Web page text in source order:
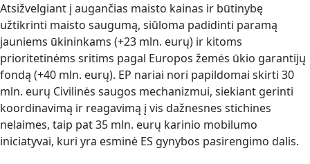
Atsižvelgiant į augančias maisto kainas ir būtinybę
užtikrinti maisto saugumą, siūloma padidinti paramą
jauniems ūkininkams (+23 mln. eurų) ir kitoms
prioritetinėms sritims pagal Europos žemės ūkio garantijų
fondą (+40 mln. eurų). EP nariai nori papildomai skirti 30
mln. eurų Civilinės saugos mechanizmui, siekiant gerinti
koordinavimą ir reagavimą į vis dažnesnes stichines
nelaimes, taip pat 35 mln. eurų karinio mobilumo
iniciatyvai, kuri yra esminė ES gynybos pasirengimo dalis.